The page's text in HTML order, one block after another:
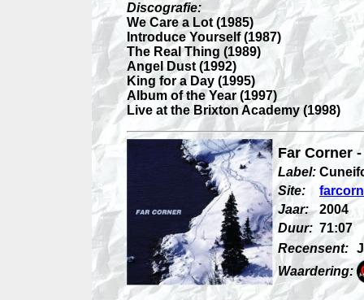
Discografie:
We Care a Lot (1985)
Introduce Yourself (1987)
The Real Thing (1989)
Angel Dust (1992)
King for a Day (1995)
Album of the Year (1997)
Live at the Brixton Academy (1998)
Far Corner
Label:
Site:
Jaar:
2004
Duur: 71:07
Recensent:
Waardering: